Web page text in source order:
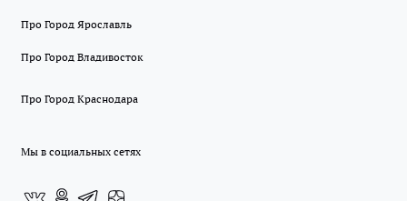
Про Город Ярославль
Про Город Владивосток
Про Город Краснодара
Мы в социальных сетях